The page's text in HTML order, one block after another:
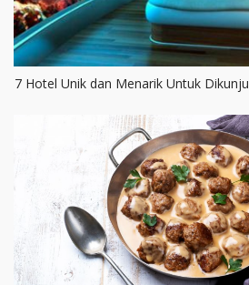
7 Hotel Unik dan Menarik Untuk